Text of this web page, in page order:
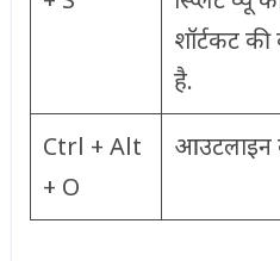
शॉर्टकट
है.
Ctrl + Alt
+ O
आउटलाइन